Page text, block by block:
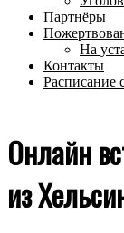
Партнёры
На
Контакты
Расписание
Онлайн
из